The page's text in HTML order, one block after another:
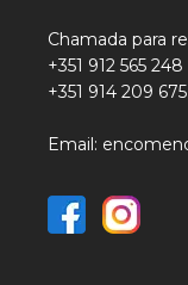
Chamada para
+351 912 565 248
+351 914 209 675
Email: